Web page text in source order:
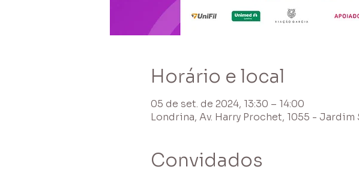
Horário e local
05 de set. de 2024, 13:30 – 14:00
Londrina, Av. Harry Prochet, 1055 -
Convidados